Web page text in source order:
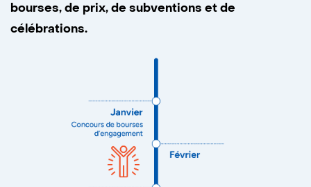
bourses, de prix, de subventions et de
célébrations.